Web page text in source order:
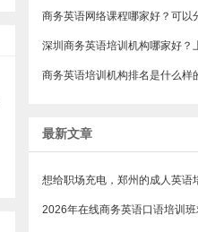
商务英语网络课程哪家好？可以
深圳商务英语培训机构哪家好？
商务英语培训机构排名是什么样
最新文章